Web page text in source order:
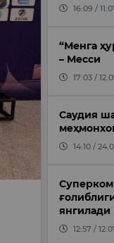
16:09 /
“Менга
– Месси
17:03 /
Саудия
14:10 /
янгилади
12:57 /